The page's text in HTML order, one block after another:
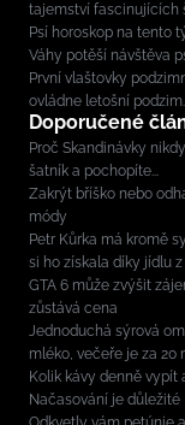
tajemství fascinujících
Psí horoskop na tento
Váhy potěší návštěva
První vlaštovky
ovládne letošní
Doporučené
Proč Skandinávky
šatník a pochopíte...
Zakrýt bříško nebo
módy
Petr Kůrka má kromě
si ho získala díky jídlu
GTA 6 může zvýšit
zůstává cena
Jednoduchá sýrová
mléko, večeře je za 20
Kolik kávy denně vypít
Načasování je důležité